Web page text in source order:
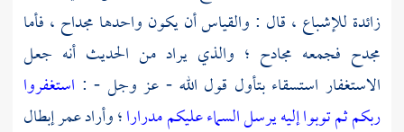
زائدة للإشباع ، قال : والقياس أن يكون واحدها مجداح ، فأما
مجدح فجمعه مجادح ؛ والذي يراد من الحديث أنه جعل
الاستغفار استسقاء بتأول قول الله - عز وجل - : استغفروا
ربكم ثم توبوا إليه يرسل السماء عليكم مدرارا؛ وأرادعمرإبطال